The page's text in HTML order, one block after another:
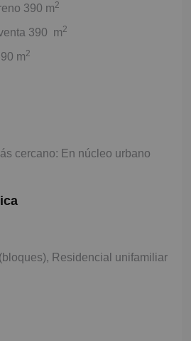
390 m2
390 m2
m2
cercano: En núcleo urbano
Residencial unifamiliar